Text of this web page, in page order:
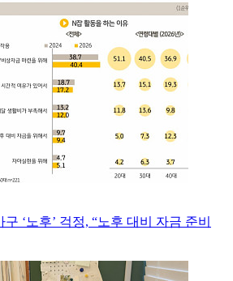
구 ‘노후’ 걱정, “노후 대비 자금 준비